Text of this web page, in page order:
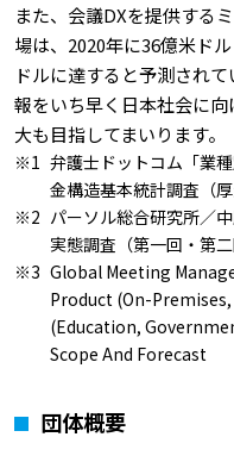
また、会議DXを提供する
場は、2020年に36億米ド
ドルに達すると予測され
報をいち早く日本社会に
大も目指してまいります。
弁護士ドットコム「業
金構造基本統計調査（
パーソル総合研究所／
実態調査（第一回・第二
Global Meeting
Product (On-
(Education,
Scope And Forecast
団体概要